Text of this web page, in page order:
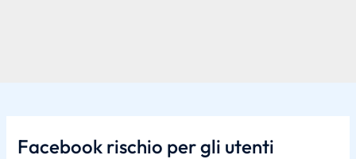
Facebook rischio per gli utenti
Facebook